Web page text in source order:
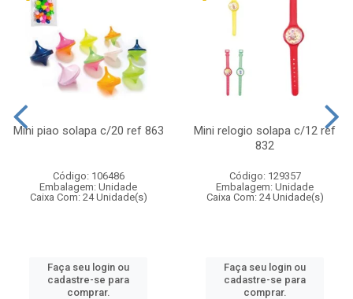
Mini piao solapa c/20 ref 863
Código: 106486
Embalagem: Unidade
Caixa Com: 24 Unidade(s)
Faça seu login ou
cadastre-se para
comprar.
Mini relogio solapa c/12 ref
832
Código: 129357
Embalagem: Unidade
Caixa Com: 24 Unidade(s)
Faça seu login ou
cadastre-se para
comprar.